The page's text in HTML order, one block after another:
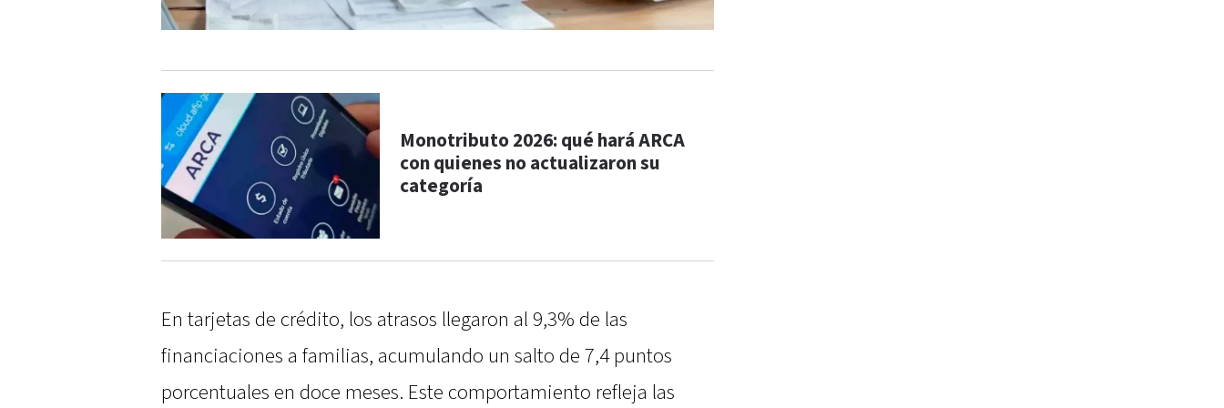
Monotributo 2026: qué hará ARCA
con quienes no actualizaron su
categoría
En tarjetas de crédito, los atrasos llegaron al 9,3% de las
financiaciones a familias, acumulando un salto de 7,4 puntos
porcentuales en doce meses. Este comportamiento refleja las